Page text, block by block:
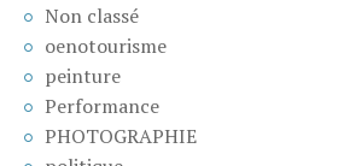
Non classé
oenotourisme
peinture
Performance
PHOTOGRAPHIE